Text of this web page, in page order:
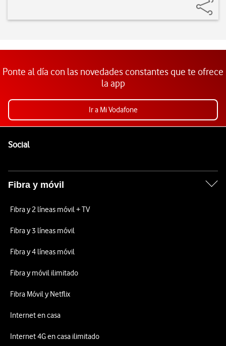
Ponte al día con las novedades constantes que te ofrece
la app
Ir a Mi Vodafone
SocialEnlaces a las redes sociales de Vodafone
Fibra y móvil
Fibra y 2 líneas móvil + TV
Fibra y 3 líneas móvil
Fibra y 4 líneas móvil
Fibra y móvil ilimitado
Fibra Móvil y Netflix
Internet en casa
Internet 4G en casa ilimitado